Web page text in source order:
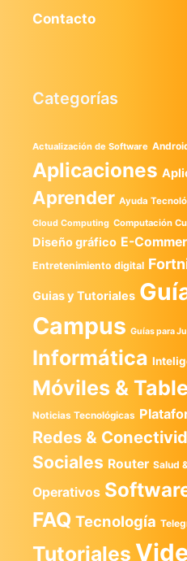
Contacto
Categorías
Actualización de Software
Aplicaciones
Aprender Ayuda
Cloud Computing Computación
Diseño gráfico E-
Entretenimiento digital
Guias y Tutoriales
Campus Guías para
Informática
Móviles &
Noticias Tecnológicas
Redes &
Sociales Router Salud
Operativos
FAQ Tecnología
Tutoriales